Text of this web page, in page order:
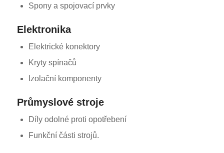
Spony a spojovací prvky
Elektronika
Elektrické konektory
Kryty spínačů
Izolační komponenty
Průmyslové stroje
Díly odolné proti opotřebení
Funkční části strojů.